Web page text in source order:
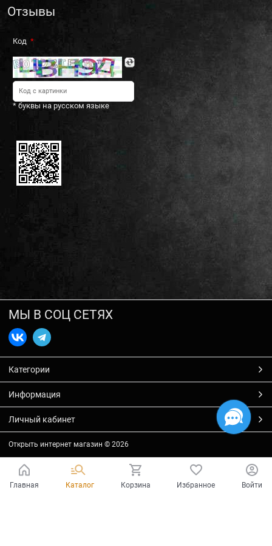
Отзывы
Код
* буквы на русском языке
МЫ В СОЦ СЕТЯХ
Категории
Информация
Личный кабинет
Открыть интернет магазин © 2026
Главная Каталог Корзина Избранное Войти